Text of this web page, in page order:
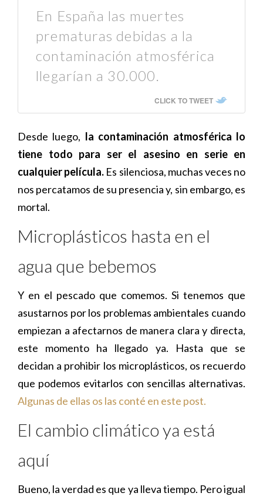
En España las muertes
prematuras debidas a la
contaminación atmosférica
llegarían a 30.000.
CLICK TO TWEET
Desde luego, la contaminación atmosférica lo
tiene todo para ser el asesino en serie en
cualquier película. Es silenciosa, muchas veces no
nos percatamos de su presencia y, sin embargo, es
mortal.
Microplásticos hasta en el
agua que bebemos
Y en el pescado que comemos. Si tenemos que
asustarnos por los problemas ambientales cuando
empiezan a afectarnos de manera clara y directa,
este momento ha llegado ya. Hasta que se
decidan a prohibir los microplásticos, os recuerdo
que podemos evitarlos con sencillas alternativas.
Algunas de ellas os las conté en este post.
El cambio climático ya está
aquí
Bueno, la verdad es que ya lleva tiempo. Pero igual